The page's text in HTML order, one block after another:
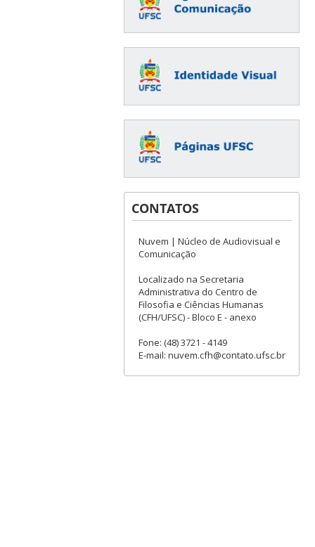
CONTATOS
Nuvem | Núcleo de Audiovisual e
Comunicação
Localizado na Secretaria
Administrativa do Centro de
Filosofia e Ciências Humanas
(CFH/UFSC) - Bloco E - anexo
Fone: (48) 3721 - 4149
E-mail: nuvem.cfh@contato.ufsc.br